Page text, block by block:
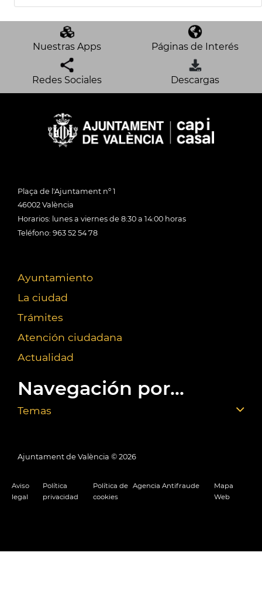
Nuestras Apps Páginas de Interés
Redes Sociales Descargas
Plaça de l'Ajuntament nº 1
46002 València
Horarios: lunes a viernes de 8:30 a 14:00 horas
Teléfono: 963 52 54 78
Ayuntamiento
La ciudad
Trámites
Atención ciudadana
Actualidad
Navegación por...
Temas
Ajuntament de València © 2026
Aviso
legal
Política
privacidad
Política de
cookies
Agencia Antifraude
Mapa
Web